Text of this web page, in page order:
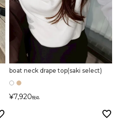
boat neck drape top(saki select)
¥7,920税込